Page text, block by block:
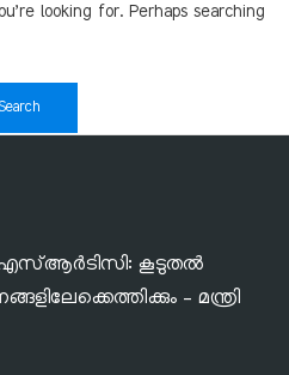
looking for. Perhaps searching
കൂടുതൽ
– മന്ത്രി